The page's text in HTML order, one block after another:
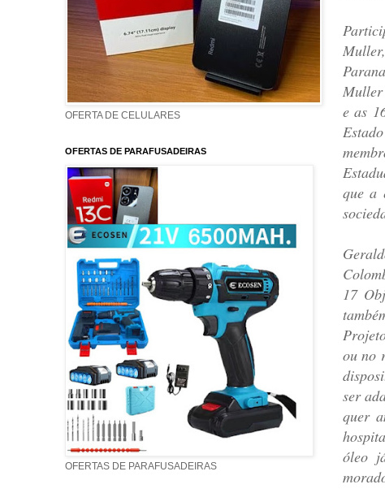
Muller
e as
que a
17
ou no
ser
quer
óleo
OFERTA DE CELULARES
OFERTAS DE PARAFUSADEIRAS
OFERTAS DE PARAFUSADEIRAS